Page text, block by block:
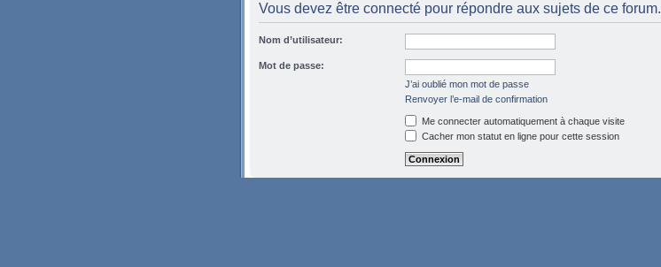
Vous devez être connecté pour répondre aux sujets de ce forum.
Nom d’utilisateur:
Mot de passe:
J’ai oublié mon mot de passe
Renvoyer l’e-mail de confirmation
Me connecter automatiquement à chaque visite
Cacher mon statut en ligne pour cette session